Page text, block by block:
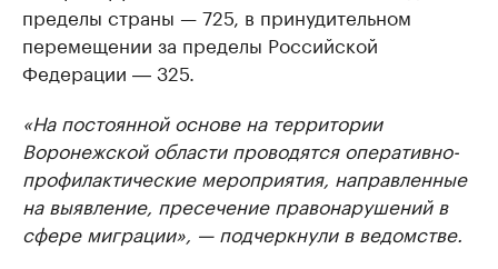
пределы страны — 725, в принудительном
перемещении за пределы Российской
Федерации ― 325.
«На постоянной основе на территории
Воронежской области проводятся оперативно-
профилактические мероприятия, направленные
на выявление, пресечение правонарушений в
сфере миграции», — подчеркнули в ведомстве.